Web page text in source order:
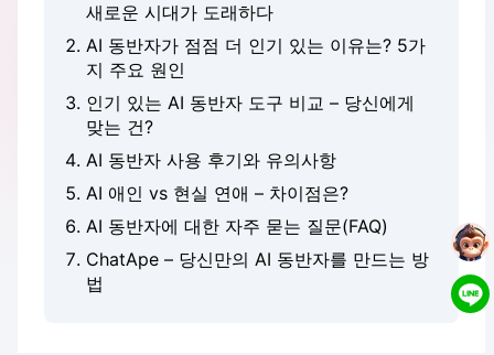
새로운 시대가 도래하다
AI 동반자가 점점 더 인기 있는 이유는? 5가
지 주요 원인
인기 있는 AI 동반자 도구 비교 – 당신에게
맞는 건?
AI 동반자 사용 후기와 유의사항
AI 애인 vs 현실 연애 – 차이점은?
AI 동반자에 대한 자주 묻는 질문(FAQ)
ChatApe – 당신만의 AI 동반자를 만드는 방
법